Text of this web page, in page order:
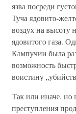
язва посреди
Туча ядовито-
воздух на высоту
ядовитого газа.
Кампучии была
возможность
воистину
Так или иначе, но
преступления